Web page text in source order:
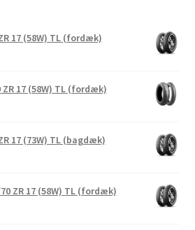
17 (58W) TL (fordæk)
17 (58W) TL (fordæk)
17 (73W) TL (bagdæk)
ZR 17 (58W) TL (fordæk)